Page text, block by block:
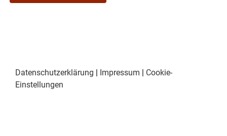
Datenschutzerklärung | Impressum | Cookie-
Einstellungen